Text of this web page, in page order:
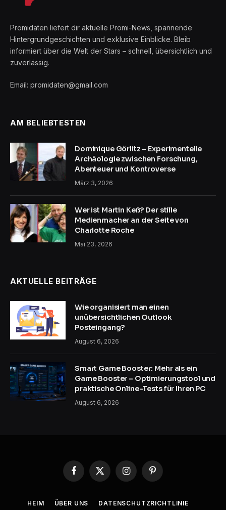
Promidaten liefert dir aktuelle Promi-News, spannende
Hintergrundgeschichten und exklusive Einblicke. Bleib
informiert über die Welt der Stars – schnell, übersichtlich und
zuverlässig.
Email: promidaten@gmail.com
AM BELIEBTESTEN
Dominique Görlitz – Experimentelle
Archäologie zwischen Forschung,
Abenteuer und Kontroverse
März 3, 2026
Wer ist Martin Keß? Der stille
Medienmacher an der Seite von
Charlotte Roche
Mai 23, 2026
AKTUELLE BEITRÄGE
Wie organisiert man einen
unübersichtlichen Outlook
Posteingang?
August 6, 2026
Smart Game Booster: Mehr als ein
Game Booster – Optimierungstool und
praktische Online-Tests für Ihren PC
August 6, 2026
Facebook
X
InstagramPinterest
HEIM ÜBER UNS DATENSCHUTZRICHTLINIE